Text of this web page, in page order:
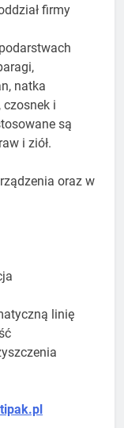
firmy
natka
czosnek i
są
i ziół.
oraz w
linię